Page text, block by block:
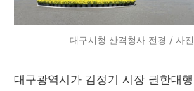
대구시청 산격청사 전경 / 사
대구광역시가 김정기 시장 권한대